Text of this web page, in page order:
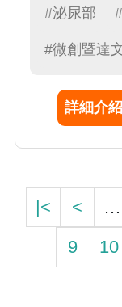
膀胱造?、腹
切開、經尿
波碎石術等
#泌尿部
#微創暨達
詳細介紹
|< < …
9
10